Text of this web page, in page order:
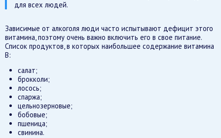
для всех людей.
Зависимые от алкоголя люди часто испытывают дефицит этого
витамина, поэтому очень важно включить его в свое питание.
Список продуктов, в которых наибольшее содержание витамина
В:
салат;
брокколи;
лосось;
спаржа;
цельнозерновые;
бобовые;
пшеница;
свинина.